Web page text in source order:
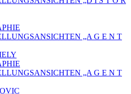
„A G E N T
„A G E N T